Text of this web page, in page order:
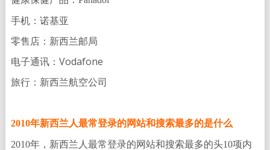
手机：诺基亚
零售店：新西兰邮局
电子通讯：Vodafone
旅行：新西兰航空公司
2010年新西兰人最常登录的网站和搜索最多的是什么
2010年，新西兰人最常登录的网站和搜索最多的头10项内